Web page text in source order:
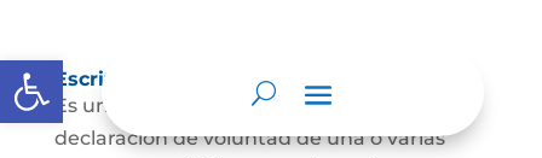
Abrir barra de herramientas
Escritura Pública
Es un documento que contiene la
declaración de voluntad de una o varias